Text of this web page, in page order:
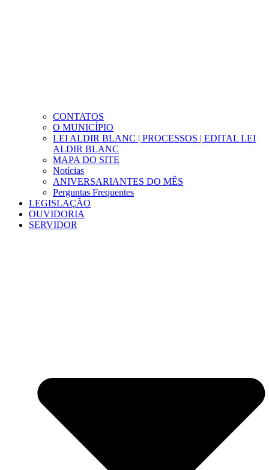
CONTATOS
O MUNICÍPIO
LEI ALDIR BLANC | PROCESSOS | EDITAL LEI
ALDIR BLANC
MAPA DO SITE
Notícias
ANIVERSARIANTES DO MÊS
Perguntas Frequentes
LEGISLAÇÃO
OUVIDORIA
SERVIDOR